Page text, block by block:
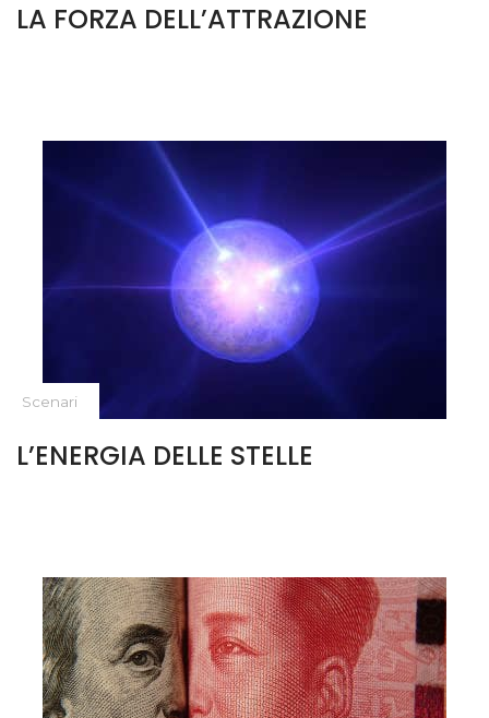
LA FORZA DELL’ATTRAZIONE
Scenari
L’ENERGIA DELLE STELLE